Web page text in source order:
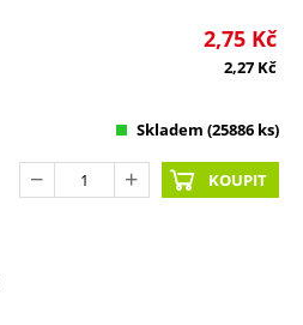
2,75 Kč
2,27 Kč
Skladem (25886 ks)
KOUPIT